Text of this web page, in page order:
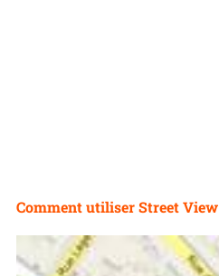
Comment utiliser Street View